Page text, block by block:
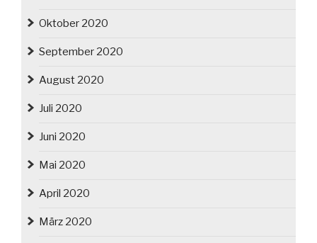
Oktober 2020
September 2020
August 2020
Juli 2020
Juni 2020
Mai 2020
April 2020
März 2020